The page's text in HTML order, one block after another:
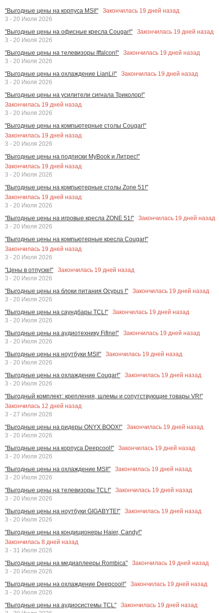
"Выгодные цены на корпуса MSI!"
Закончилась 19 дней назад
3 - 20 Июля 2026
"Выгодные цены на офисные кресла Cougar!"
Закончилась 19 дней назад
3 - 20 Июля 2026
"Выгодные цены на телевизоры Iffalcon!"
Закончилась 19 дней назад
3 - 20 Июля 2026
"Выгодные цены на охлаждение LianLi!"
Закончилась 19 дней назад
3 - 20 Июля 2026
"Выгодные цены на усилители сигнала Триколор!"
Закончилась 19 дней назад
3 - 20 Июля 2026
"Выгодные цены на компьютерные столы Cougar!"
Закончилась 19 дней назад
3 - 20 Июля 2026
"Выгодные цены на подписки MyBook и Литрес!"
Закончилась 19 дней назад
3 - 20 Июля 2026
"Выгодные цены на компьютерные столы Zone 51!"
Закончилась 19 дней назад
3 - 20 Июля 2026
"Выгодные цены на игровые кресла ZONE 51!"
Закончилась 19 дней назад
3 - 20 Июля 2026
"Выгодные цены на компьютерные кресла Cougar!"
Закончилась 19 дней назад
3 - 20 Июля 2026
"Цены в отпуске!"
Закончилась 19 дней назад
3 - 20 Июля 2026
"Выгодные цены на блоки питания Ocypus !"
Закончилась 19 дней назад
3 - 20 Июля 2026
"Выгодные цены на саундбары TCL!"
Закончилась 19 дней назад
3 - 20 Июля 2026
"Выгодные цены на аудиотехнику Fifine!"
Закончилась 19 дней назад
3 - 20 Июля 2026
"Выгодные цены на ноутбуки MSI!"
Закончилась 19 дней назад
3 - 20 Июля 2026
"Выгодные цены на охлаждение Cougar!"
Закончилась 19 дней назад
3 - 20 Июля 2026
"Выгодный комплект: крепления, шлемы и сопутствующие товары VR!"
Закончилась 12 дней назад
3 - 27 Июля 2026
"Выгодные цены на ридеры ONYX BOOX!"
Закончилась 19 дней назад
3 - 20 Июля 2026
"Выгодные цены на корпуса Deepcool!"
Закончилась 19 дней назад
3 - 20 Июля 2026
"Выгодные цены на охлаждение MSI!"
Закончилась 19 дней назад
3 - 20 Июля 2026
"Выгодные цены на телевизоры TCL!"
Закончилась 19 дней назад
3 - 20 Июля 2026
"Выгодные цены на ноутбуки GIGABYTE!"
Закончилась 19 дней назад
3 - 20 Июля 2026
"Выгодные цены на кондиционеры Haier, Candy!"
Закончилась 8 дней назад
3 - 31 Июля 2026
"Выгодные цены на медиаплееры Rombica"
Закончилась 19 дней назад
3 - 20 Июля 2026
"Выгодные цены на охлаждение Deepcool!"
Закончилась 19 дней назад
3 - 20 Июля 2026
"Выгодные цены на аудиосистемы TCL"
Закончилась 19 дней назад